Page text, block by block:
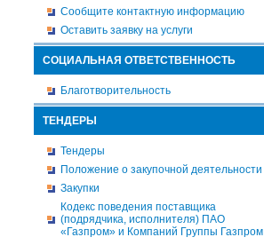
Сообщите контактную информацию
Оставить заявку на услуги
СОЦИАЛЬНАЯ ОТВЕТСТВЕННОСТЬ
Благотворительность
ТЕНДЕРЫ
Тендеры
Положение о закупочной деятельности
Закупки
Кодекс поведения поставщика
(подрядчика, исполнителя) ПАО
«Газпром» и Компаний Группы Газпром